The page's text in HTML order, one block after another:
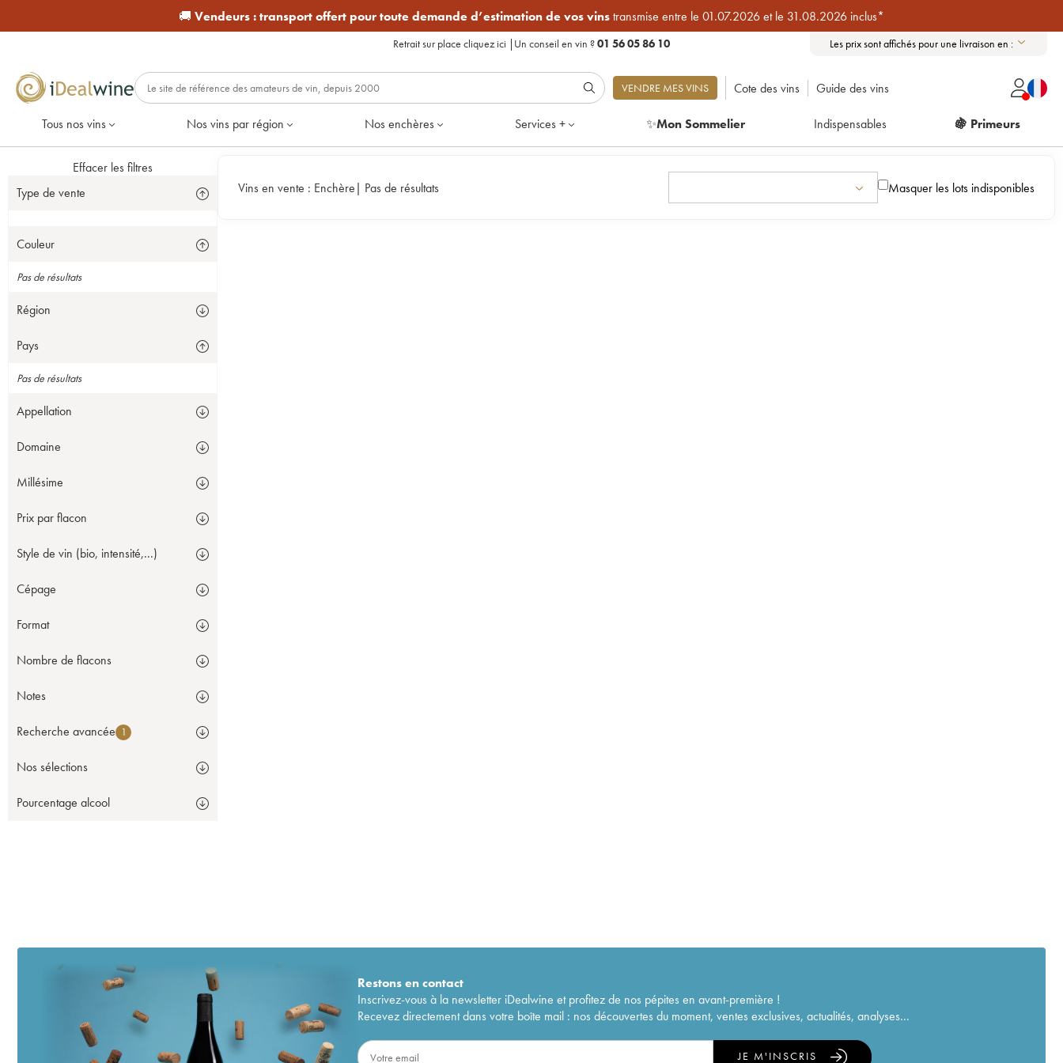
🚚 Vendeurs :transport offert pour toute demande d’estimation de vos vinstransmise entre le 01.07.2026 et le 31.08.2026 inclus*
Retrait sur place cliquez ici | Un conseil en vin ?01 56 05 86 10 Les prix sont affichés pour une livraison en :
VENDRE MES VINS Cote des vins Guide des vins
Tous nos vins Nos vins par région Nos enchères Services + ✨Mon Sommelier Indispensables 🍇 Primeurs
Effacer les filtres
Type de vente
Couleur
Pas de résultats
Région
Pays
Pas de résultats
Appellation
Domaine
Millésime
Prix par flacon
Style de vin (bio, intensité,...)
Cépage
Format
Nombre de flacons
Notes
Recherche avancée 1
Nos sélections
Pourcentage alcool
Vins en vente : Enchère| Pas de résultats Masquer les lots indisponibles
Restons encontact
Inscrivez-vous à la newsletter iDealwine et profitez de nos pépites en avant-première !
Recevez directement dans votre boîte mail : nos découvertes du moment, ventes exclusives, actualités, analyses...
JE M'INSCRIS